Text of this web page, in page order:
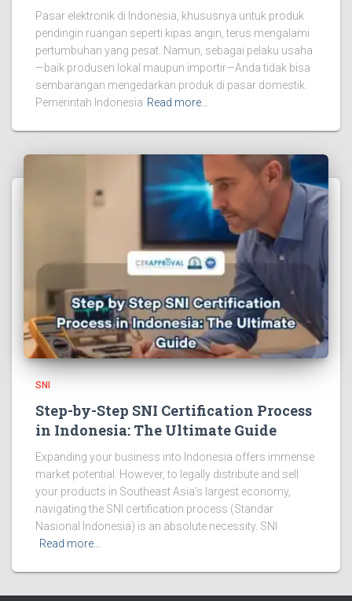
Pasar elektronik di Indonesia, khususnya untuk produk
pendingin ruangan seperti kipas angin, terus mengalami
pertumbuhan yang pesat. Namun, sebagai pelaku usaha
—baik produsen lokal maupun importir—Anda tidak bisa
sembarangan mengedarkan produk di pasar domestik.
Pemerintah Indonesia Read more…
SNI
Step-by-Step SNI Certification Process
in Indonesia: The Ultimate Guide
Expanding your business into Indonesia offers immense
market potential. However, to legally distribute and sell
your products in Southeast Asia’s largest economy,
navigating the SNI certification process (Standar
Nasional Indonesia) is an absolute necessity. SNI
Read more…